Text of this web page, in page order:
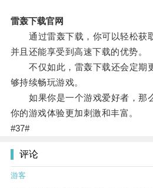
雷轰下载官网
通过雷轰下载，你可以轻松获取
并且还能享受到高速下载的优势。
不仅如此，雷轰下载还会定期
够持续畅玩游戏。
如果你是一个游戏爱好者，那
你的游戏体验更加刺激和丰富。
#37#
评论
游客